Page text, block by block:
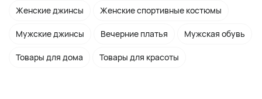
Женские джинсы Женские спортивные костюмы
Мужские джинсы Вечерние платья Мужская обувь
Товары для дома Товары для красоты